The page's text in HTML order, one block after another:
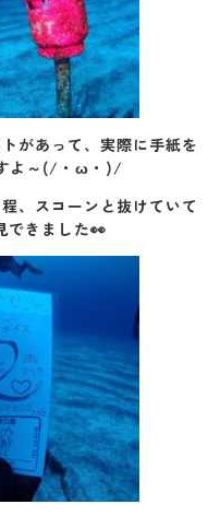
があって、実際に手紙を
よ～(/・ω・)/
、スコーンと抜けていて
できました👀